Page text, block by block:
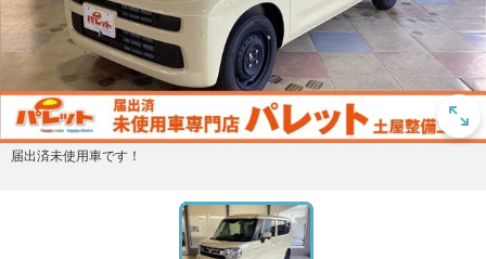
届出済未使用車です！